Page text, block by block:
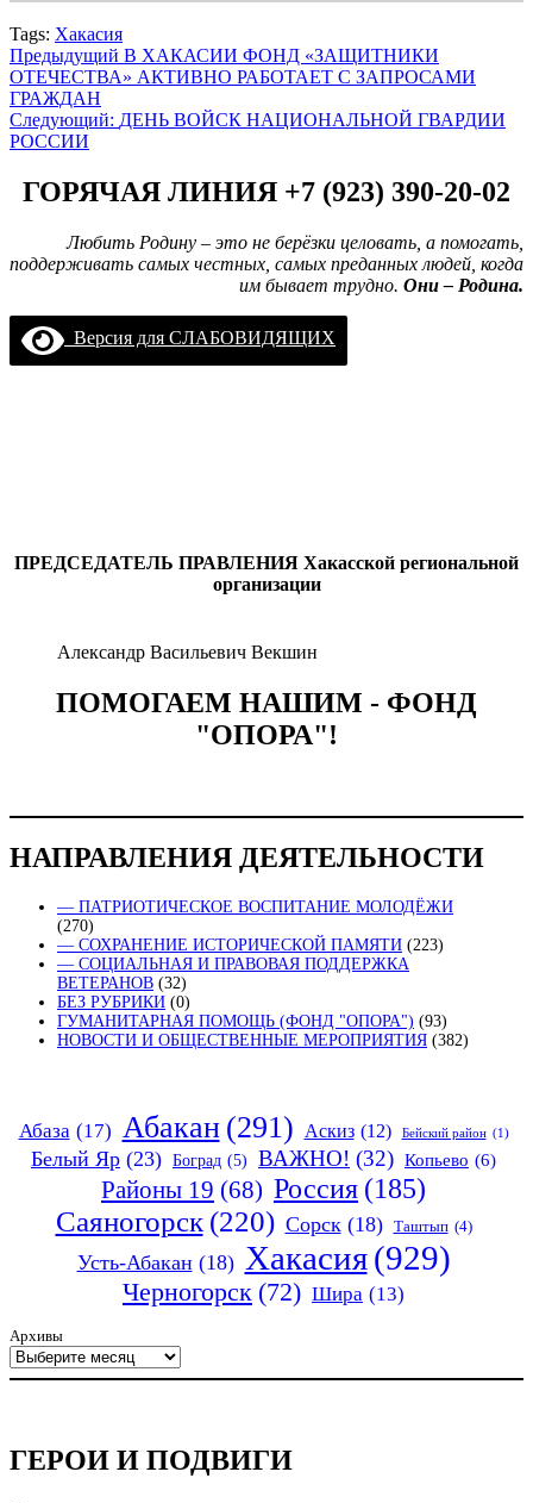
Tags: Хакасия
Навигация
записи
Предыдущий В ХАКАСИИ ФОНД «ЗАЩИТНИКИ
ОТЕЧЕСТВА» АКТИВНО РАБОТАЕТ С ЗАПРОСАМИ
ГРАЖДАН
Следующий: ДЕНЬ ВОЙСК НАЦИОНАЛЬНОЙ ГВАРДИИ
РОССИИ
ГОРЯЧАЯ ЛИНИЯ +7 (923) 390-20-02
Любить Родину – это не берёзки целовать, а помогать,
поддерживать самых честных, самых преданных людей, когда
им бывает трудно. Они – Родина.
Версия для СЛАБОВИДЯЩИХ
ПРЕДСЕДАТЕЛЬ ПРАВЛЕНИЯ Хакасской региональной
организации
Александр Васильевич Векшин
ПОМОГАЕМ НАШИМ - ФОНД
"ОПОРА"!
НАПРАВЛЕНИЯ ДЕЯТЕЛЬНОСТИ
— ПАТРИОТИЧЕСКОЕ ВОСПИТАНИЕ МОЛОДЁЖИ
(270)
— СОХРАНЕНИЕ ИСТОРИЧЕСКОЙ ПАМЯТИ (223)
— СОЦИАЛЬНАЯ И ПРАВОВАЯ ПОДДЕРЖКА
ВЕТЕРАНОВ (32)
БЕЗ РУБРИКИ (0)
ГУМАНИТАРНАЯ ПОМОЩЬ (ФОНД "ОПОРА") (93)
НОВОСТИ И ОБЩЕСТВЕННЫЕ МЕРОПРИЯТИЯ (382)
Абаза (17) Абакан (291) Аскиз (12) Бейский район (1)
Белый Яр (23) Боград (5) ВАЖНО! (32) Копьево (6)
Районы 19 (68) Россия (185)
Саяногорск (220) Сорск (18) Таштып (4)
Усть-Абакан (18) Хакасия (929)
Черногорск (72) Шира (13)
Архивы
ГЕРОИ И ПОДВИГИ